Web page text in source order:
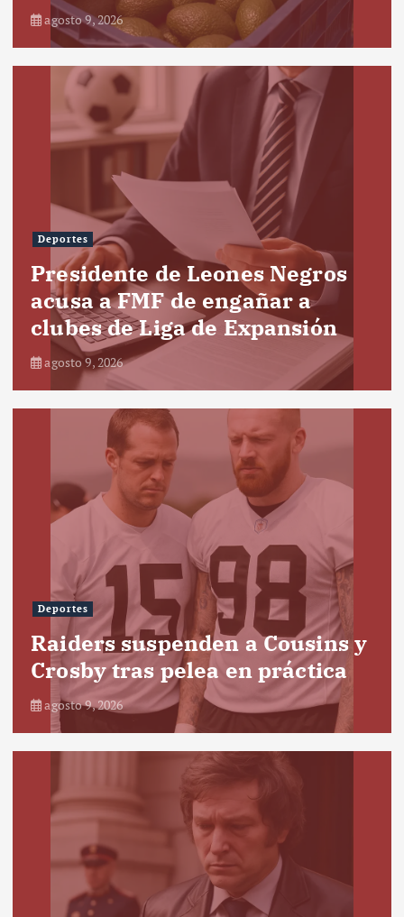
agosto 9, 2026
Deportes
Presidente de Leones Negros
acusa a FMF de engañar a
clubes de Liga de Expansión
agosto 9, 2026
Deportes
Raiders suspenden a Cousins y
Crosby tras pelea en práctica
agosto 9, 2026